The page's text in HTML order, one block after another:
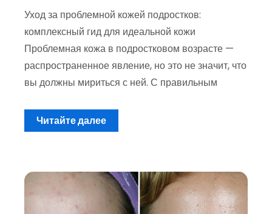
Уход за проблемной кожей подростков:
комплексный гид для идеальной кожи
Проблемная кожа в подростковом возрасте —
распространенное явление, но это не значит, что
вы должны мириться с ней. С правильным
Читайте далее